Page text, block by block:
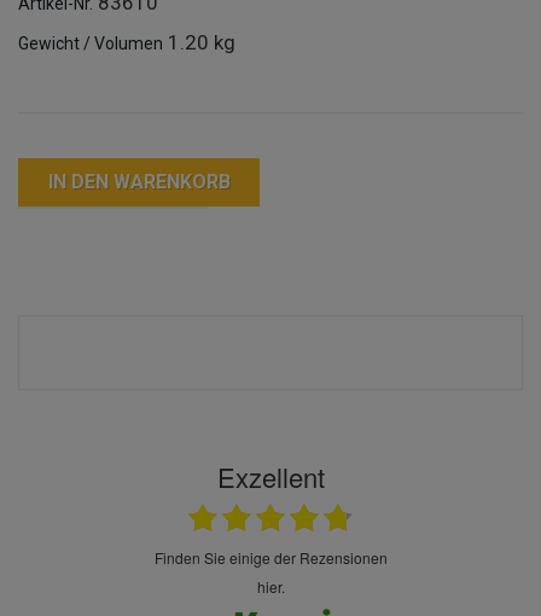
Gewicht / Volumen 1.20 kg
IN DEN WARENKORB
Exzellent
finden Sie einige der Rezensionen
hier.